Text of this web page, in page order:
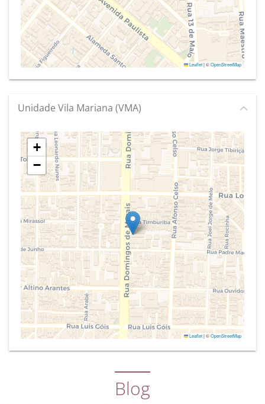
Leaflet|©OpenStreetMap
Unidade Vila Mariana (VMA)
+
−
Leaflet|©OpenStreetMap
Blog